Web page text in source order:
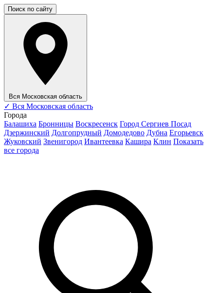
Поиск по сайту
Вся Московская область
✓ Вся Московская область
Города
Балашиха Бронницы Воскресенск Город Сергиев Посад
Дзержинский Долгопрудный Домодедово Дубна Егорьевск
Жуковский Звенигород Ивантеевка Кашира Клин Показать
все города